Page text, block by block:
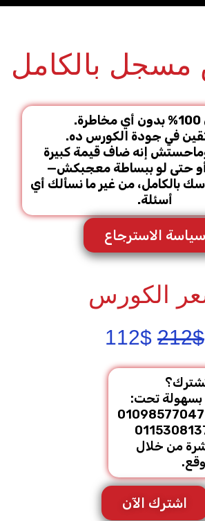
مسجل بالكامل
في جودة الكورس ده.
إنه ضاف قيمة كبيرة
حتى لو ببساطة معجبكش—
بالكامل، من غير ما نسألك أي
أسئلة.
سياسة الاسترجاع
اشترك الآن
تحت:
من خلال
212$
الأصلي
هو:
212$.
112$
هو:
الكورس